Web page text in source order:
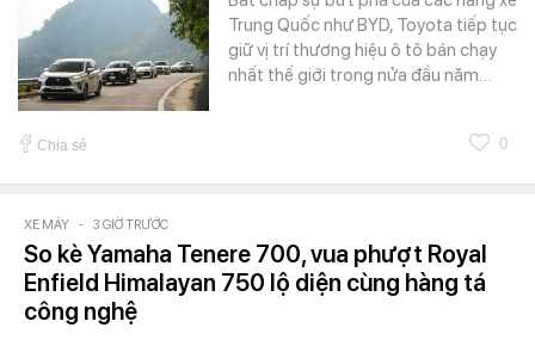
Trung Quốc như BYD, Toyota tiếp tục
giữ vị trí thương hiệu ô tô bán chạy
nhất thế giới trong nửa đầu năm…
Chia sẻ 0
XE MÁY - 3 GIỜ TRƯỚC
So kè Yamaha Tenere 700, vua phượt Royal
Enfield Himalayan 750 lộ diện cùng hàng tá
công nghệ